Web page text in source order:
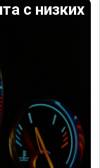
с низких